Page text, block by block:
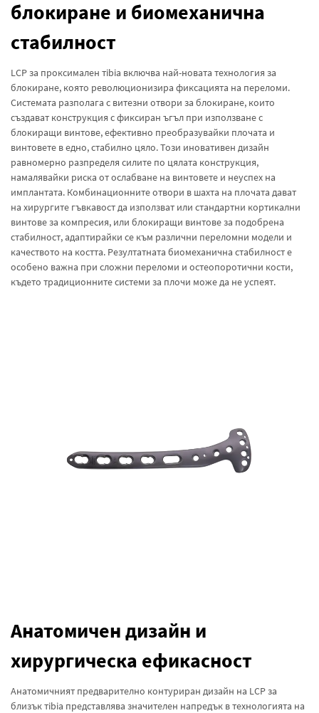
блокиране и биомеханична
стабилност
LCP за проксимален тibia включва най-новата технология за
блокиране, която революционизира фиксацията на переломи.
Системата разполага с витезни отвори за блокиране, които
създават конструкция с фиксиран ъгъл при използване с
блокиращи винтове, ефективно преобразувайки плочата и
винтовете в едно, стабилно цяло. Този иновативен дизайн
равномерно разпределя силите по цялата конструкция,
намалявайки рискa от ослабване на винтовете и неуспех на
имплантата. Комбинационните отвори в шахтa на плочата дават
на хирургите гъвкавост да използват или стандартни кортикални
винтове за компресия, или блокиращи винтове за подобрена
стабилност, адаптирайки се към различни переломни модели и
качеството на костта. Резултатната биомеханична стабилност е
особено важна при сложни переломи и остеопоротични кости,
където традиционните системи за плочи може да не успеят.
Анатомичен дизайн и
хирургическа ефикасност
Анатомичният предварително контуриран дизайн на LCP за
близък тibia представлява значителен напредък в технологията на